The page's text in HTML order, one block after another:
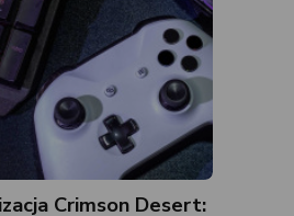
Crimson Desert: